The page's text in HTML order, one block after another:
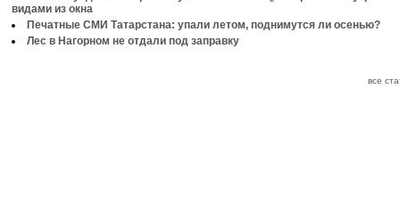
видами из окна
Печатные СМИ Татарстана: упали летом, поднимутся ли осенью?
Лес в Нагорном не отдали под заправку
все